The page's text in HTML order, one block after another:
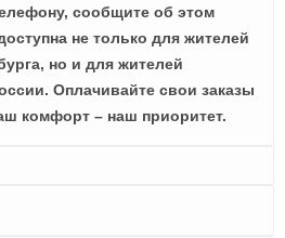
сообщите об этом
не только для жителей
но и для жителей
Оплачивайте свои заказы
комфорт – наш приоритет.